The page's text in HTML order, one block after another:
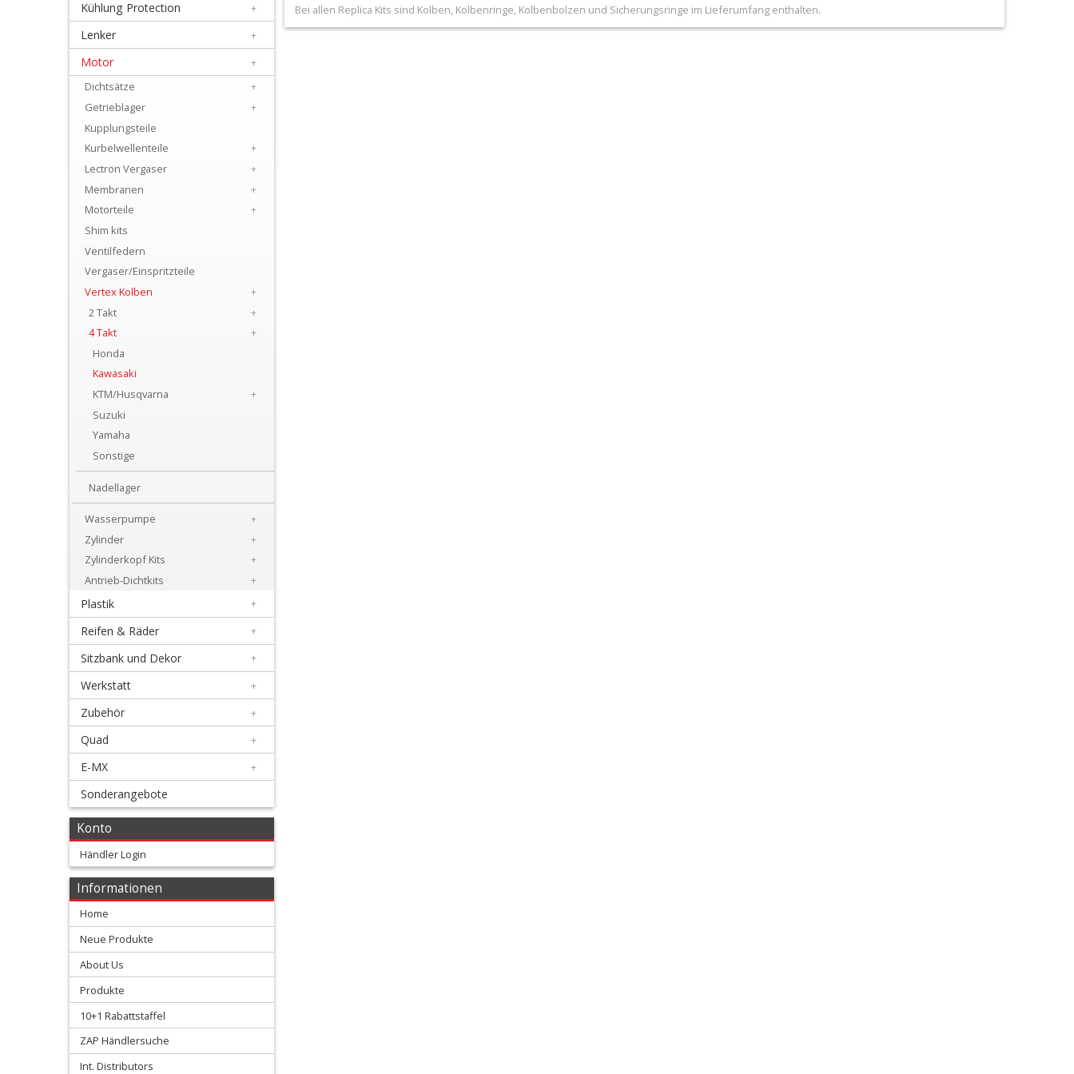
Schmierstoffe
Armaturen
Kühlung
Protection
Dichtsätze
Getrieblager
Kupplungsteile
Kurbelwellenteile
Lectron
Vergaser
Membranen
Motorteile
Shim
Ventilfedern
Vergaser/Einspritzteile
Vertex
Kolben
Kühlung Protection +
Lenker +
Motor
+
Dichtsätze
+
Getrieblager
+
Kupplungsteile
Kurbelwellenteile
+
Lectron Vergaser
+
Membranen
+
Motorteile
+
Shim kits
Ventilfedern
Vergaser/Einspritzteile
Vertex Kolben
+
2 Takt
+
4 Takt
+
Honda
Kawasaki
KTM/Husqvarna
+
Suzuki
Yamaha
Sonstige
Nadellager
Wasserpumpe
+
Zylinder
+
Zylinderkopf Kits
+
Antrieb-Dichtkits
+
Plastik +
Reifen & Räder +
Sitzbank und Dekor +
Werkstatt +
Zubehör +
Quad +
E-MX +
Sonderangebote
Konto
Händler Login
Informationen
Home
Neue Produkte
About Us
Produkte
10+1 Rabattstaffel
ZAP Händlersuche
Int. Distributors
Bei allen Replica Kits sind Kolben, Kolbenringe, Kolbenbolzen und Sicherungsringe im Lieferumfang enthalten.